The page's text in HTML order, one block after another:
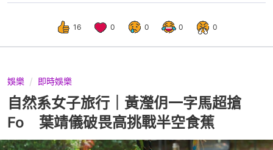
16 0 0 0 0
娛樂 即時娛樂
自然系女子旅行｜黃瀅仴一字馬超搶
Fo 葉靖儀破畏高挑戰半空食蕉